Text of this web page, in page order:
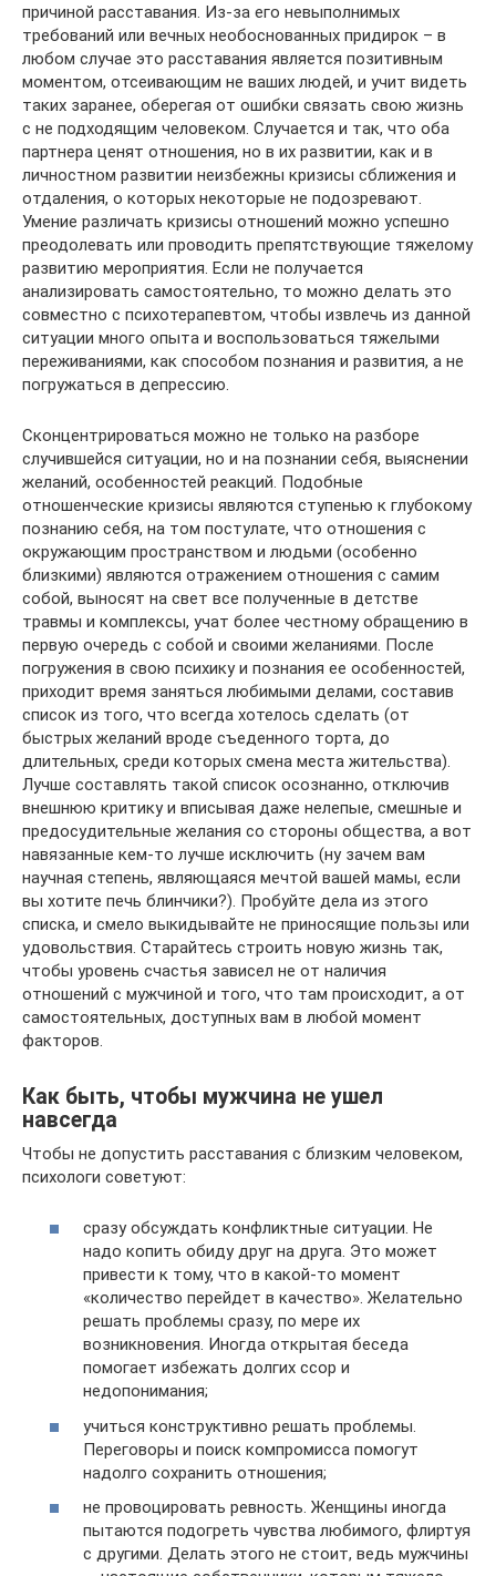
причиной расставания. Из-за его невыполнимых
требований или вечных необоснованных придирок – в
любом случае это расставания является позитивным
моментом, отсеивающим не ваших людей, и учит видеть
таких заранее, оберегая от ошибки связать свою жизнь
с не подходящим человеком. Случается и так, что оба
партнера ценят отношения, но в их развитии, как и в
личностном развитии неизбежны кризисы сближения и
отдаления, о которых некоторые не подозревают.
Умение различать кризисы отношений можно успешно
преодолевать или проводить препятствующие тяжелому
развитию мероприятия. Если не получается
анализировать самостоятельно, то можно делать это
совместно с психотерапевтом, чтобы извлечь из данной
ситуации много опыта и воспользоваться тяжелыми
переживаниями, как способом познания и развития, а не
погружаться в депрессию.
Сконцентрироваться можно не только на разборе
случившейся ситуации, но и на познании себя, выяснении
желаний, особенностей реакций. Подобные
отношенческие кризисы являются ступенью к глубокому
познанию себя, на том постулате, что отношения с
окружающим пространством и людьми (особенно
близкими) являются отражением отношения с самим
собой, выносят на свет все полученные в детстве
травмы и комплексы, учат более честному обращению в
первую очередь с собой и своими желаниями. После
погружения в свою психику и познания ее особенностей,
приходит время заняться любимыми делами, составив
список из того, что всегда хотелось сделать (от
быстрых желаний вроде съеденного торта, до
длительных, среди которых смена места жительства).
Лучше составлять такой список осознанно, отключив
внешнюю критику и вписывая даже нелепые, смешные и
предосудительные желания со стороны общества, а вот
навязанные кем-то лучше исключить (ну зачем вам
научная степень, являющаяся мечтой вашей мамы, если
вы хотите печь блинчики?). Пробуйте дела из этого
списка, и смело выкидывайте не приносящие пользы или
удовольствия. Старайтесь строить новую жизнь так,
чтобы уровень счастья зависел не от наличия
отношений с мужчиной и того, что там происходит, а от
самостоятельных, доступных вам в любой момент
факторов.
Как быть, чтобы мужчина не ушел
навсегда
Чтобы не допустить расставания с близким человеком,
психологи советуют:
сразу обсуждать конфликтные ситуации. Не
надо копить обиду друг на друга. Это может
привести к тому, что в какой-то момент
«количество перейдет в качество». Желательно
решать проблемы сразу, по мере их
возникновения. Иногда открытая беседа
помогает избежать долгих ссор и
недопонимания;
учиться конструктивно решать проблемы.
Переговоры и поиск компромисса помогут
надолго сохранить отношения;
не провоцировать ревность. Женщины иногда
пытаются подогреть чувства любимого, флиртуя
с другими. Делать этого не стоит, ведь мужчины